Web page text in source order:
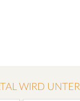
WIRD